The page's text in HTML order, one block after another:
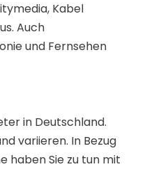
Kabel
Auch
und Fernsehen
in Deutschland.
variieren. In Bezug
haben Sie zu tun mit